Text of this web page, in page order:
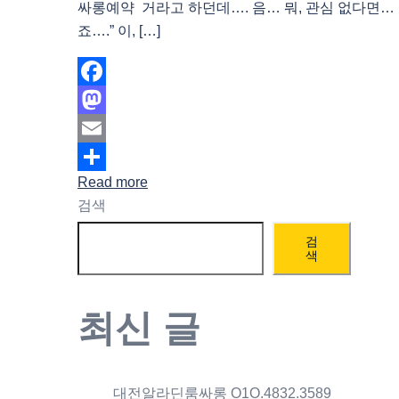
싸롱예약 거라고 하던데…. 음… 뭐, 관심 없다면…
죠….” 이, […]
Facebook
Mastodon
Email
Share
Read more
검색
검
색
최신 글
대전알라딘룸싸롱 O1O.4832.3589